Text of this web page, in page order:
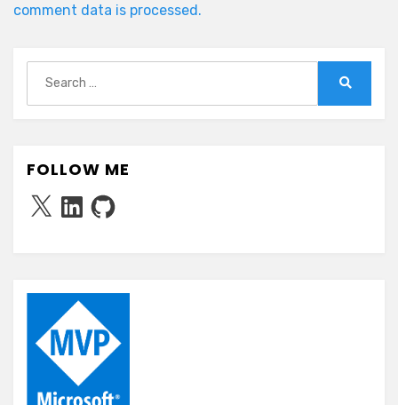
comment data is processed.
for:
FOLLOW ME
X LinkedInGitHub